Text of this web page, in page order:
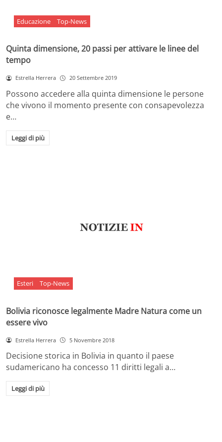
Educazione Top-News
Quinta dimensione, 20 passi per attivare le linee del
tempo
Estrella Herrera 20 Settembre 2019
Possono accedere alla quinta dimensione le persone
che vivono il momento presente con consapevolezza
e…
Leggi di più
Esteri Top-News
Bolivia riconosce legalmente Madre Natura come un
essere vivo
Estrella Herrera 5 Novembre 2018
Decisione storica in Bolivia in quanto il paese
sudamericano ha concesso 11 diritti legali a…
Leggi di più